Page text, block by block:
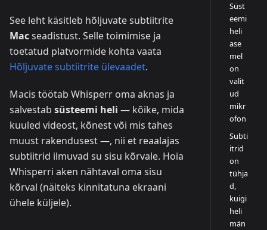
See leht käsitleb hõljuvate subtiitrite
Macseadistust. Selle toimimise ja
toetatud platvormide kohta vaata
Hõljuvate subtiitrite ülevaadet.
Macis töötab Whisperr oma aknas ja
salvestab süsteemi heli — kõike, mida
kuuled videost, kõnest või mis tahes
muust rakendusest —, nii et reaalajas
subtiitrid ilmuvad su sisu kõrvale. Hoia
Whisperri aken nähtaval oma sisu
kõrval (näiteks kinnitatuna ekraani
ühele küljele).
Süst
eemi
heli
ase
mel
on
valit
ud
mikr
ofon
Subti
itrid
on
tühja
d,
kuigi
heli
män